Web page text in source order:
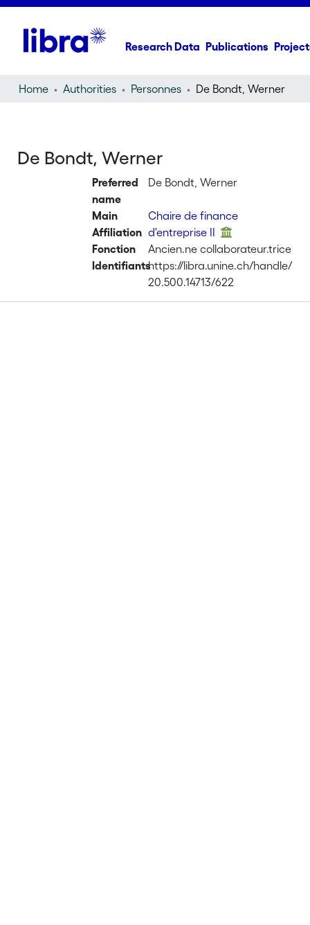
Research Data Publications
Home Authorities Personnes De Bondt, Werner
De Bondt, Werner
Preferred
name
De Bondt, Werner
Main
Affiliation
Chaire de finance
d'entreprise II
Fonction
Ancien.ne collaborateur.trice
Identifiantshttps://libra.unine.ch/handle/
20.500.14713/622